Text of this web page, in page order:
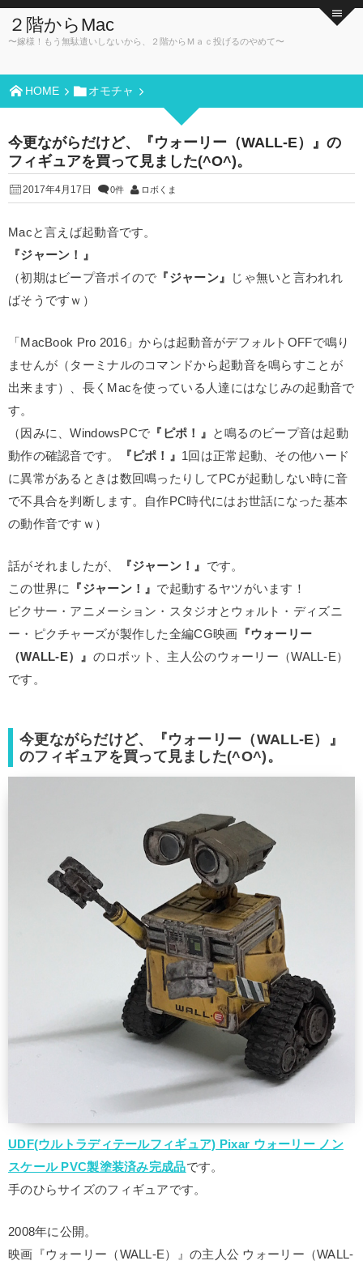
２階からMac
〜嫁様！もう無駄遣いしないから、２階からＭａｃ投げるのやめて〜
HOME オモチャ
今更ながらだけど、『ウォーリー（WALL-E）』の
フィギュアを買って見ました(^O^)。
2017年4月17日 0件 ロボくま
Macと言えば起動音です。
『ジャーン！』
（初期はビープ音ポイので 『ジャーン』
じゃ無いと言われれ
ばそうですｗ）
「MacBook Pro 2016」からは起動音がデフォルトOFFで鳴り
ませんが（ターミナルのコマンドから起動音を鳴らすことが
出来ます）、長くMacを使っている人達にはなじみの起動音で
す。
（因みに、WindowsPCで 『ピポ！』
と鳴るのビープ音は起動
動作の確認音です。
『ピポ！』 1回は正常起動、その他ハード
に異常があるときは数回鳴ったりしてPCが起動しない時に音
で不具合を判断します。自作PC時代にはお世話になった基本
の動作音ですｗ）
話がそれましたが、 『ジャーン！』 です。
この世界に
『ジャーン！』 で起動するヤツがいます！
ピクサー・アニメーション・スタジオとウォルト・ディズニ
ー・ピクチャーズが製作した全編CG映画 『ウォーリー
（WALL-E）』 のロボット、主人公のウォーリー（WALL-E）
です。
今更ながらだけど、『ウォーリー（WALL-E）』
のフィギュアを買って見ました(^O^)。
UDF(ウルトラディテールフィギュア) Pixar ウォーリー ノン
スケール PVC製塗装済み完成品です。
手のひらサイズのフィギュアです。
2008年に公開。
映画『ウォーリー（WALL-E）』の主人公 ウォーリー（WALL-